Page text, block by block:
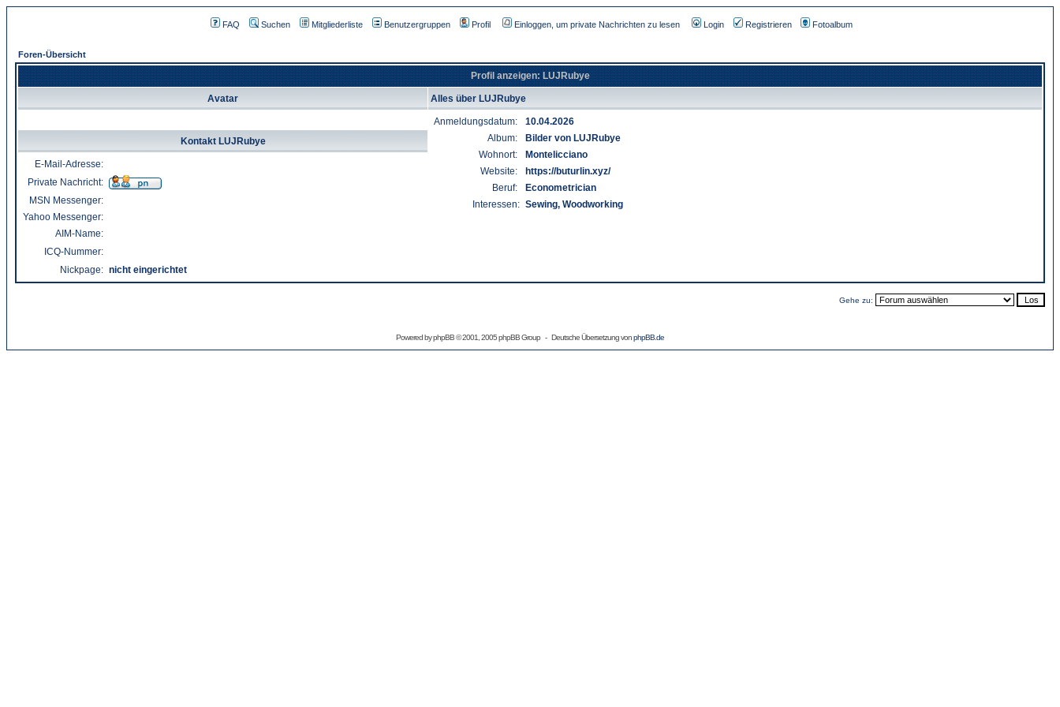
FAQ Suchen Mitgliederliste Benutzergruppen Profil Einloggen, um private Nachrichten zu lesen Login Registrieren Fotoalbum
Foren-Übersicht
Profil anzeigen: LUJRubye
Avatar Alles über LUJRubye
Anmeldungsdatum:
10.04.2026
Album:
Bilder von LUJRubye
Wohnort:
Montelicciano
Website:
https://buturlin.xyz/
Beruf:
Econometrician
Interessen: Sewing, Woodworking
Kontakt LUJRubye
E-Mail-Adresse:
Private Nachricht:
MSN Messenger:
Yahoo Messenger:
AIM-Name:
ICQ-Nummer:
Nickpage: nicht eingerichtet
Gehe zu:
Powered byphpBB© 2001, 2005 phpBB Group - Deutsche Übersetzung vonphpBB.de